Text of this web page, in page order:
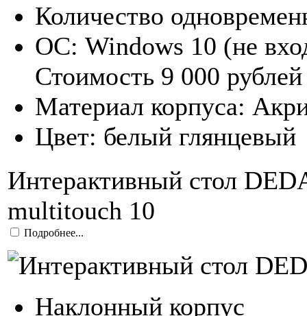
Количество
ОС: Windows 10 (не
Стоимость 9 000 рублей
Материал корпуса:
Цвет: белый глянцевый
Интерактивный стол
multitouch 10
Подробнее...
Наклонный корпус